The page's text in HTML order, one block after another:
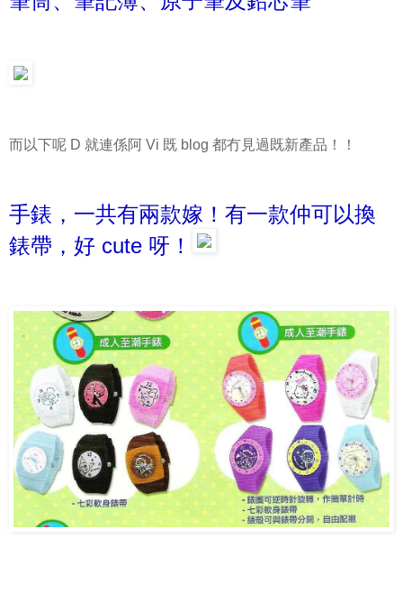
而以下呢 D 就連係阿 Vi 既 blog 都冇見過既新產品！！
手錶，一共有兩款嫁！有一款仲可以換
錶帶，好 cute 呀！